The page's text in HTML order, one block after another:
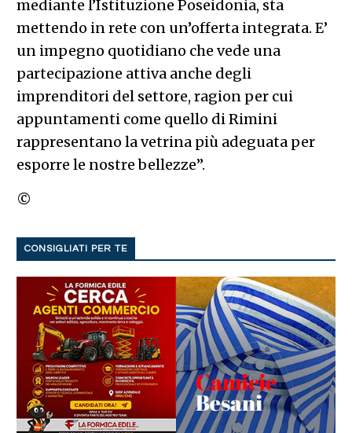
mediante l’Istituzione Poseidonia, sta
mettendo in rete con un’offerta integrata. E’
un impegno quotidiano che vede una
partecipazione attiva anche degli
imprenditori del settore, ragion per cui
appuntamenti come quello di Rimini
rappresentano la vetrina più adeguata per
esporre le nostre bellezze”.
©
CONSIGLIATI PER TE